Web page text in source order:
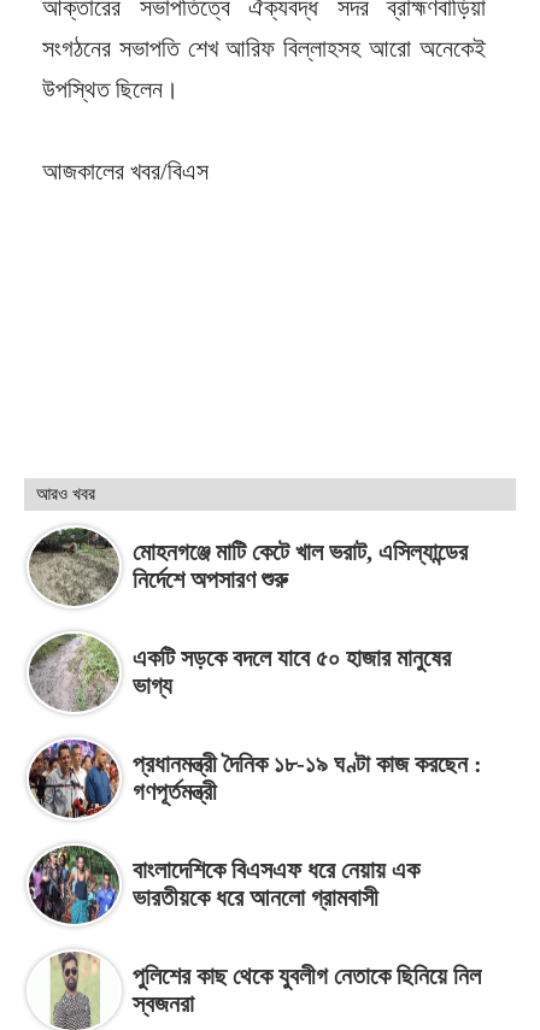
আক্তারের সভাপতিত্বে ঐক্যবদ্ধ সদর ব্রাহ্মণবাড়িয়া
সংগঠনের সভাপতি শেখ আরিফ বিল্লাহসহ আরো অনেকেই
উপস্থিত ছিলেন।
আজকালের খবর/বিএস
আরও খবর
মোহনগঞ্জে মাটি কেটে খাল ভরাট, এসিল্যান্ডের
নির্দেশে অপসারণ শুরু
একটি সড়কে বদলে যাবে ৫০ হাজার মানুষের
ভাগ্য
প্রধানমন্ত্রী দৈনিক ১৮-১৯ ঘণ্টা কাজ করছেন :
গণপূর্তমন্ত্রী
বাংলাদেশিকে বিএসএফ ধরে নেয়ায় এক
ভারতীয়কে ধরে আনলো গ্রামবাসী
পুলিশের কাছ থেকে যুবলীগ নেতাকে ছিনিয়ে নিল
স্বজনরা